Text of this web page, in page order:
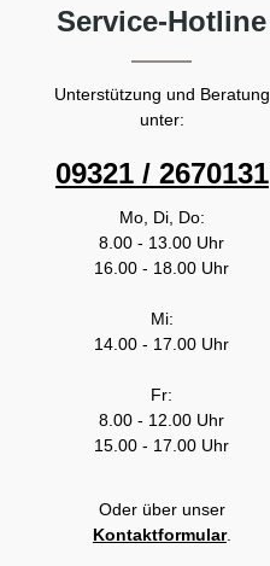
Service-Hotline
Unterstützung und Beratung
unter:
09321 / 2670131
Mo, Di, Do:
8.00 - 13.00 Uhr
16.00 - 18.00 Uhr
Mi:
14.00 - 17.00 Uhr
Fr:
8.00 - 12.00 Uhr
15.00 - 17.00 Uhr
Oder über unser
Kontaktformular.